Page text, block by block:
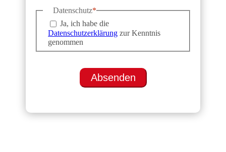
Datenschutz*
Ja, ich habe die
Datenschutzerklärung zur Kenntnis
genommen